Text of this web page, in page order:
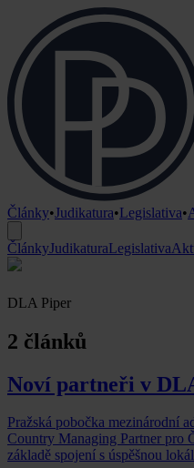
Články•Judikatura•Legislativa•
ČlánkyJudikaturaLegislativa
DLA Piper
2 článků
Noví partneři v
Pražská pobočka mezinárodní
Country Managing Partner pro
základě spojení s úspěšnou